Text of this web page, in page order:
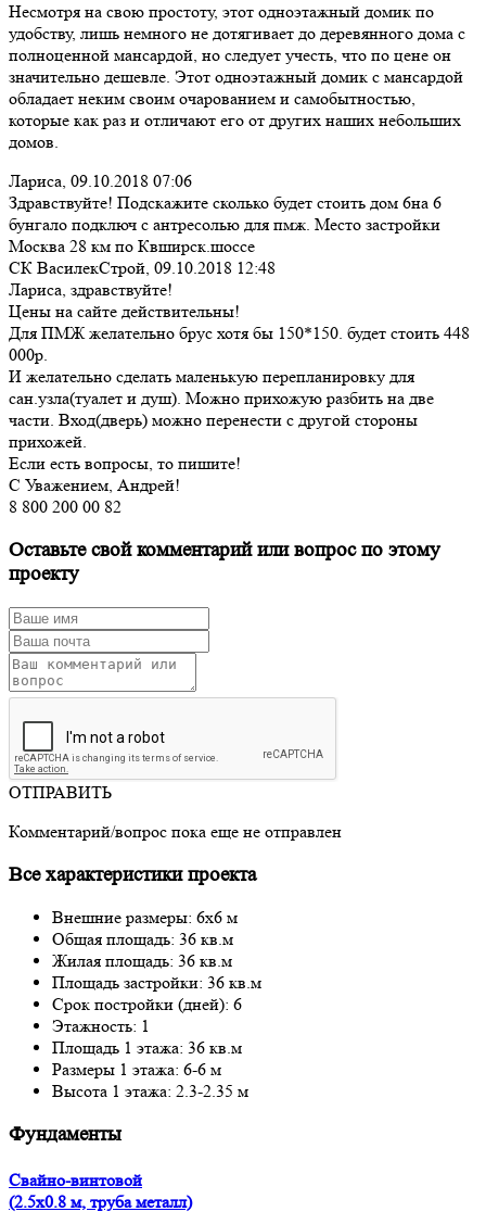
Несмотря на свою простоту, этот одноэтажный домик по
удобству, лишь немного не дотягивает до деревянного дома с
полноценной мансардой, но следует учесть, что по цене он
значительно дешевле. Этот одноэтажный домик с мансардой
обладает неким своим очарованием и самобытностью,
которые как раз и отличают его от других наших небольших
домов.
Лариса, 09.10.2018 07:06
Здравствуйте! Подскажите сколько будет стоить дом 6на 6
бунгало подключ с антресолью для пмж. Место застройки
Москва 28 км по Квширск.шоссе
СК ВасилекСтрой, 09.10.2018 12:48
Лариса, здравствуйте!
Цены на сайте действительны!
Для ПМЖ желательно брус хотя бы 150*150. будет стоить 448
000р.
И желательно сделать маленькую перепланировку для
сан.узла(туалет и душ). Можно прихожую разбить на две
части. Вход(дверь) можно перенести с другой стороны
прихожей.
Если есть вопросы, то пишите!
С Уважением, Андрей!
8 800 200 00 82
Оставьте свой комментарий или вопрос по этому
проекту
ОТПРАВИТЬ
Комментарий/вопрос пока еще не отправлен
Все характеристики проекта
Внешние размеры: 6x6 м
Общая площадь: 36 кв.м
Жилая площадь: 36 кв.м
Площадь застройки: 36 кв.м
Срок постройки (дней): 6
Этажность: 1
Площадь 1 этажа: 36 кв.м
Размеры 1 этажа: 6-6 м
Высота 1 этажа: 2.3-2.35 м
Фундаменты
Свайно-винтовой
(2.5x0.8 м, труба металл)